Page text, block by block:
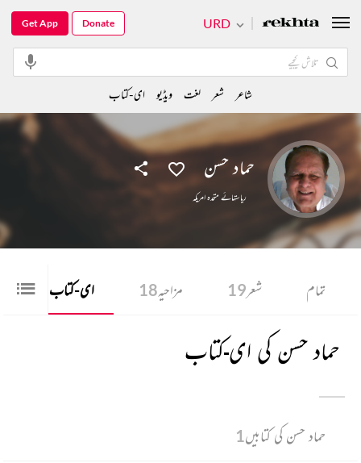
حماد حسن
ریاستہائے متحدہ امریکہ
تمام شعر19 مزاحیہ18 ای-کتاب
حماد حسن کی ای-کتاب
حماد حسن کی کتابیں1
URD
Get App Donate
شاعر شعر لغت ویڈیو ای-کتاب